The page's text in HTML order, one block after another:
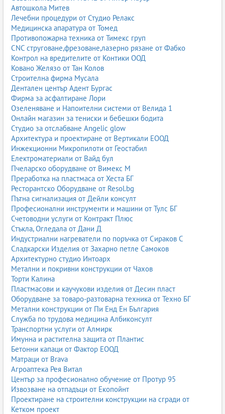
Автошкола Митев
Лечебни процедури от Студио Релакс
Медицинска апаратура от Томед
Противопожарна техника от Тимекс груп
CNC струговане,фрезоване,лазерно рязане от Фабко
Контрол на вредителите от Контики ООД
Ковано Желязо от Тан Колов
Строителна фирма Мусала
Дентален център Адент Бургас
Фирма за асфалтиране Лори
Озеленяване и Напоителни системи от Велида 1
Онлайн магазин за тениски и бебешки бодита
Студио за отслабване Angelic glow
Архитектура и проектиране от Вертикали ЕООД
Инжекционни Микропилоти от Геостабил
Електроматериали от Вайд бул
Пчеларско оборудване от Вимекс М
Преработка на пластмаса от Хеста БГ
Ресторантско Оборудване от Resol.bg
Пътна сигнализация от Дейли консулт
Професионални инструменти и машини от Тулс БГ
Счетоводни услуги от Контракт Плюс
Стъкла, Огледала от Дани Д
Индустриални нагреватели по поръчка от Сираков С
Сладкарски Изделия от Захарно петле Самоков
Архитектурно студио Интоарх
Метални и покривни конструкции от Чахов
Торти Калина
Пластмасови и каучукови изделия от Десин пласт
Оборудване за товаро-разтоварна техника от Техно БГ
Метални конструкции от Пи Енд Ен България
Служба по трудова медицина Албиконсулт
Транспортни услуги от Алмирк
Имунна и растителна защита от Плантис
Бетонни капаци от Фактор ЕООД
Матраци от Brava
Агроаптека Рея Витал
Център за професионално обучение от Протур 95
Извозване на отпадъци от Екопойнт
Проектиране на строителни конструкции на сгради от
Кетком проект